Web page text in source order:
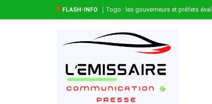
FLASH-INFO Togo : les gouverneurs et préfets